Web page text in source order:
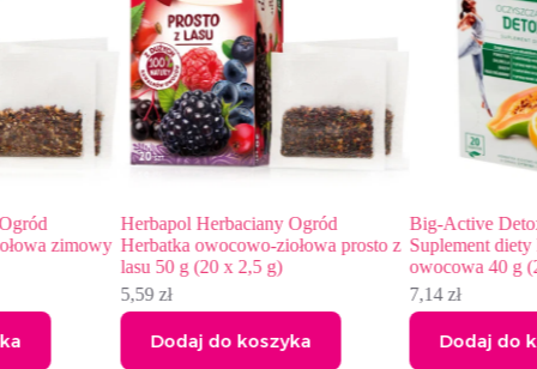
Herbapol Herbaciany Ogród
Herbatka owocowo-ziołowa prosto z
lasu 50 g (20 x 2,5 g)
Dodaj do koszyka
Big-Active Detox oczyszczanie
Suplement diety herbatka
owocowa 40 g (20 x 2 g)
Dodaj do koszyka